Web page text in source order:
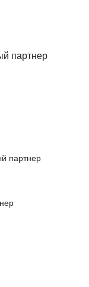
партнер
партнер